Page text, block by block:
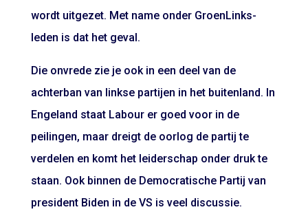
wordt uitgezet. Met name onder GroenLinks-
leden is dat het geval.
Die onvrede zie je ook in een deel van de
achterban van linkse partijen in het buitenland. In
Engeland staat Labour er goed voor in de
peilingen, maar dreigt de oorlog de partij te
verdelen en komt het leiderschap onder druk te
staan. Ook binnen de Democratische Partij van
president Biden in de VS is veel discussie.